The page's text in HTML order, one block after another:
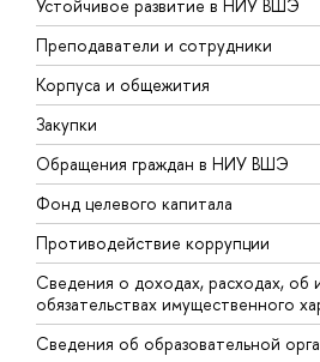
Устойчивое развитие в НИУ ВШЭ
Преподаватели и сотрудники
Корпуса и общежития
Закупки
Обращения граждан в НИУ ВШЭ
Фонд целевого капитала
Противодействие коррупции
Сведения о доходах, расходах, об
обязательствах имущественного
Сведения об образовательной